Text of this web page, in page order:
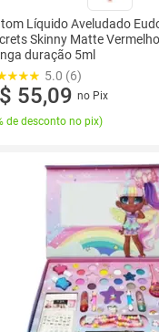
Líquido Aveludado
Skinny Matte
duração 5ml
5.0 (6)
55,09 no Pix
de desconto no pix)